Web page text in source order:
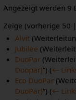
Angezeigt werden 9
Zeige (vorherige 50 |
Alvit
Jubilee
DuoPar
Duopar)“) (←
Eco DuoPar
DuoPar)“) (←